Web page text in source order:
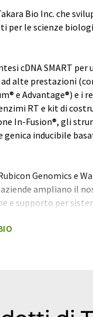
Bio Inc. che
per le scienze
cDNA SMART per
ad alte prestazioni
e Advantage®) e i
RT e kit di
In-Fusion®, gli
inducibile
Genomics e
ampliano il
e supporto per
e funzione, nonché